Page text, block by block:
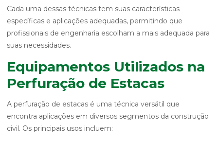
Cada uma dessas técnicas tem suas características
específicas e aplicações adequadas, permitindo que
profissionais de engenharia escolham a mais adequada para
suas necessidades.
Equipamentos Utilizados na
Perfuração de Estacas
A perfuração de estacas é uma técnica versátil que
encontra aplicações em diversos segmentos da construção
civil. Os principais usos incluem: